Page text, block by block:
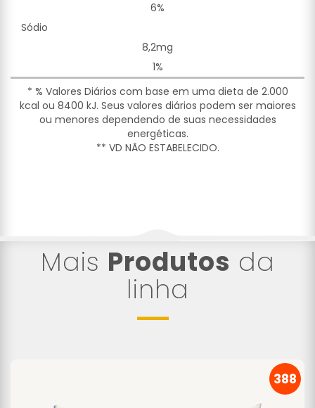
6%
Sódio
8,2mg
1%
* % Valores Diários com base em uma dieta de 2.000
kcal ou 8400 kJ. Seus valores diários podem ser maiores
ou menores dependendo de suas necessidades
energéticas.
** VD NÃO ESTABELECIDO.
Mais Produtos da
linha
388